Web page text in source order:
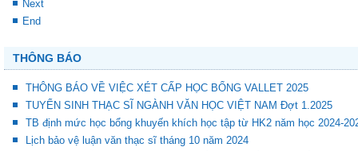
Next
End
THÔNG BÁO
THÔNG BÁO VỀ VIỆC XÉT CẤP HỌC BỔNG VALLET 2025
TUYỂN SINH THẠC SĨ NGÀNH VĂN HỌC VIỆT NAM Đợt 1.2025
TB định mức học bổng khuyến khích học tập từ HK2 năm học 2024-
Lịch bảo vệ luận văn thạc sĩ tháng 10 năm 2024